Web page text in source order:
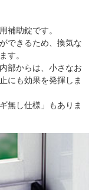
補助錠です。
できるため、換気な
す。
部からは、小さなお
にも効果を発揮しま
無し仕様」もありま